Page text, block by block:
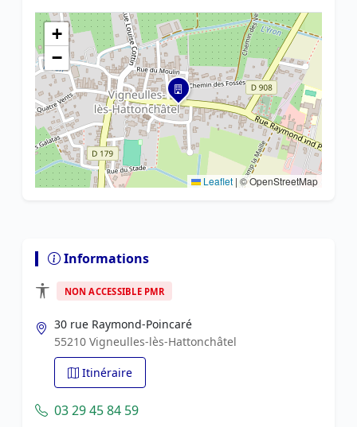
+
−
Leaflet | © OpenStreetMap
Informations
NON ACCESSIBLE PMR
30 rue Raymond-Poincaré
55210 Vigneulles-lès-Hattonchâtel
Itinéraire
03 29 45 84 59